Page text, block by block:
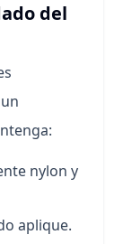
del
nylon y
aplique.